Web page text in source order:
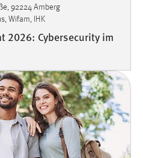
92224 Amberg
Wifam, IHK
2026: Cybersecurity im